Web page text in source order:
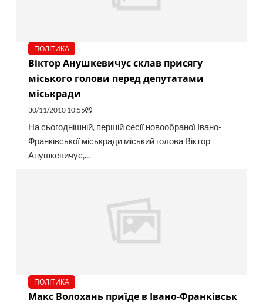
ПОЛІТИКА
Віктор Анушкевичус склав присягу
міського голови перед депутатами
міськради
30/11/2010 10:55
На сьогоднішній, першій сесії новообраної Івано-
Франківської міськради міський голова Віктор
Анушкевичус,...
ПОЛІТИКА
Макс Волохань приїде в Івано-Франківськ